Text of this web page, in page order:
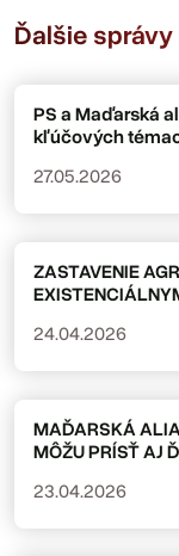
Ďalšie správy
PS a Maďarská
kľúčových
27.05.2026
ZASTAVENIE
24.04.2026
MAĎARSKÁ
MÔŽU PRÍSŤ AJ
23.04.2026